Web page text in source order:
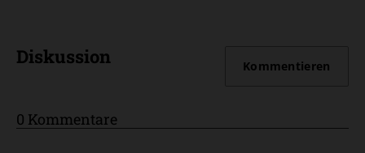
Diskussion Kommentieren
0 Kommentare